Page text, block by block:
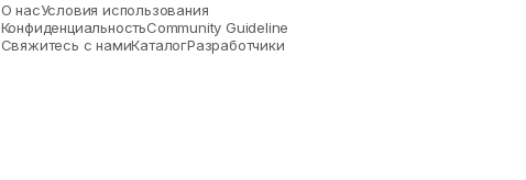
О насУсловия использования
КонфиденциальностьCommunity Guideline
Свяжитесь с намиКаталогРазработчики